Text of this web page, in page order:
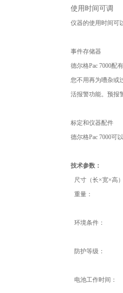
使用时间可调
仪器的使用时间可
事件存储器
德尔格Pac 7000配
您不用再为嘈杂或
活报警功能。预报
标定和仪器配件
德尔格Pac 7000可
技术参数：
尺寸（长×宽×高
重量：
环境条件：
防护等级：
电池工作时间：